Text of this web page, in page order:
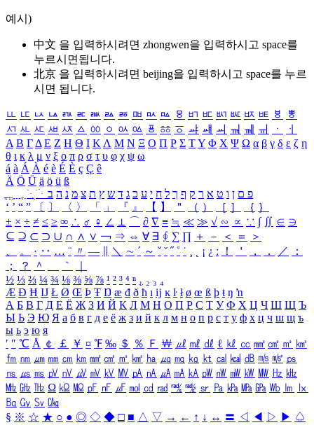
예시)
中文 을 입력하시려면 zhongwen을 입력하시고 space를
누르시면됩니다.
北京 을 입력하시려면 beijing을 입력하시고 space를 누르
시면 됩니다.
ㅥ ㅦ ㅧ ㅨ ㅩ ㅪ ㅫ ㅬ ㅭ ㅮ ㅯ ㅰ ㅱ ㅲ ㅳ ㅴ ㅵ ㅶ ㅷ ㅸ
ㅹ
ㅺ ㅻ ㅼ ㅽ ㅾ ㅿ ㆀ ㆁ ㆂ ㆃ ㆄ ㆅ ㆆ ㆇ ㆈ ㆉ ㆊ ㆋ ㆌ ㆍ
ㆎ
Α Β ΓΔ Ε Ζ Η Θ Ι ΚΛ Μ Ν Ξ Ο Π Ρ Σ ΤΥ Φ Χ Ψ Ω α β γ δ ε ζ η
θ ι κ λ μ ν ξ ο π ρ σ τ υ φ χ ψ ω
á à Á À é è É È ç Ç ê
Ä Ö Ü ä ö ü ß
ִֶֹ ֻּ ׁׂ פ ם ן ו ט א ר ק ף ך ל ח י ע כ ג ד ש ץ ת צ מ נ ה ב
‘ ’ “ ” 〔 〕 〈 〉 「 」 『 』 【 】 ＂ （ ） ［ ］ ｛ ｝
± × ÷ ≠ ≤ ≥ ∞ ∴ ♂ ♀ ∠ ⊥ ⌒ ∂ ∇ ≡ ≒ ≪ ≫ √ ∽ ∝ ∵ ∫ ∬ ∈ ∋
⊆ ⊇ ⊂ ⊃ ∪ ∩ ∧ ∨ ￢ ⇒ ⇔ ∀ ∃ ∮ ∑ ∏ ＋ － ＜ ＝
＞
、
。 · ‥ … ¨ 〃 ― ＼ ∼ ´ ～ ˇ ˘ ˝ ˚ ˙ ¸ ¡ ¿ ː ！ ＇ ， ． ／
：
；
？ ＾ ｀
½ ⅓ ⅔ ¼ ¾ ⅛ ⅜ ⅝ ⅞ ¹ ² ³ ⁴ ⁿ ₁ ₂ ₃ ₄
Æ Ð Ħ Ĳ Ł Ø Œ Þ Ŧ Ŋ æ đ ð ħ ı ĳ ĸ ŀ ł ø œ ß þ ŧ ŋ ŉ
А Б В Г Д Е Ё Ж З И Й К Л М Н О П Р С Т У Ф Х Ц Ч Ш Щ Ъ
Ы Ь Э Ю Я а б в г д е ё ж з и й к л м н о п р с т у ф х ц ч ш щ ъ
ы ь э ю я
′ ″ ℃ Å ￠ ￡ ￥ ¤ ℉ ‰ ＄ ％ Ｆ ￦ ㎕ ㎖ ㎗ ℓ ㎘ ㏄ ㎣ ㎤ ㎥ ㎦
㎙ ㎚ ㎛ ㎜ ㎝ ㎞ ㎟ ㎠ ㎡ ㎢ ㏊ ㎍ ㎎ ㎏ ㏏ ㎈ ㎉ ㏈ ㎧ ㎨ ㎰
㎱ ㎲ ㎳ ㎴ ㎵ ㎶ ㎷ ㎸ ㎹ ㎀ ㎁ ㎂ ㎃ ㎄ ㎺ ㎻ ㎽ ㎾ ㎿ ㎐ ㎑
㎒ ㎓ ㎔ Ω ㏀ ㏁ ㎊ ㎋ ㎌ ㏖ ㏅ ㎭ ㎮ ㎯ ㏛ ㎩ ㎪ ㎫ ㎬ ㏝ ㏐
㏓
㏃ ㏉ ㏜ ㏆
§ ※ ☆ ★ ○ ● ◎ ◇ ◆ □ ■ △ ▽ → ← ↑ ↓ ↔ 〓 ◁ ◀ ▷ ▶ ♤